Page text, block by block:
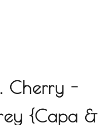
Cherry -
{Capa &